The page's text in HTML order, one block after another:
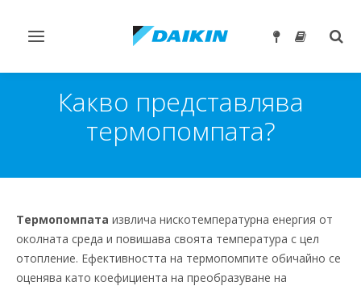
Превключване
навигация
Какво представлява
термопомпата?
Термопомпата извлича нискотемпературна енергия от
околната среда и повишава своята температура с цел
отопление. Ефективността на термопомпите обичайно се
оценява като коефициента на преобразуване на